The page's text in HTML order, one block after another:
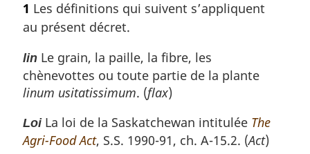
a
g
e
r
à
a
r
é
f
é
r
e
1 Les définitions qui suivent s’appliquent
au présent décret.
lin Le grain, la paille, la fibre, les
chènevottes ou toute partie de la plante
linum usitatissimum. (flax)
LoiLa loi de la Saskatchewan intitulée The
Agri-Food Act, S.S. 1990-91, ch. A-15.2. (Act)